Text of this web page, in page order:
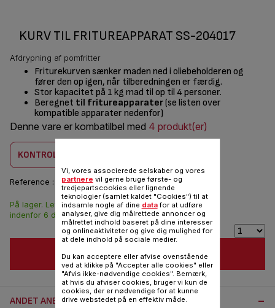
KURV TIL FRITUREAPPARAT SS-204017
Afdrypning af pomfritter
Friturekurven sænker maden ned i oliebeholderen og
fører den op igen, når tilberedningen er færdig.
Stor kapacitet på 1 kg mad til op til 4 personer.
Beregnet til fritureapparater(se listen over
kompatible apparater nedenfor)
Denne vare er kombatilbel med 4 produkt(er)
KONTROLLER KOMBABILITET
Reference : SS-204017
55,00 DKK
På lager. Leveringen
indenfor 6 dage.
FØJ TIL INDKØBSVOGN
ANDET ANBEFALET TILBEHØR:
Vi, vores associerede selskaber og vores
partnere vil gerne bruge første- og
tredjepartscookies eller lignende
teknologier (samlet kaldet "Cookies") til at
indsamle nogle af dine datafor at udføre
analyser, give dig målrettede annoncer og
målrettet indhold baseret på dine interesser
og onlineaktiviteter og give dig mulighed for
at dele indhold på sociale medier.
Du kan acceptere eller afvise ovenstående
ved at klikke på "Accepter alle cookies" eller
"Afvis ikke-nødvendige cookies". Bemærk,
at hvis du afviser cookies, bruger vi kun de
cookies, der er nødvendige for at kunne
drive webstedet på en effektiv måde.